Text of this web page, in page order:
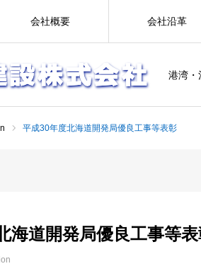
港湾
会社概要 会社沿革
平成30年度北海道開発局優良工事等表彰
海道開発局優良工事等